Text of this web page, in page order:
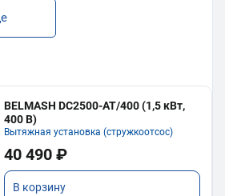
BELMASH DC2500-AT/400 (1,5 кВт,
400 В)
Вытяжная установка (стружкоотсос)
40 490 ₽
В корзину